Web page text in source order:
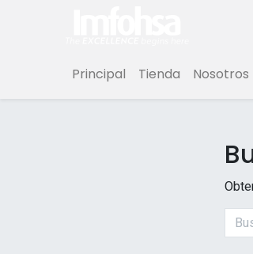
Principal Tienda Nosotros